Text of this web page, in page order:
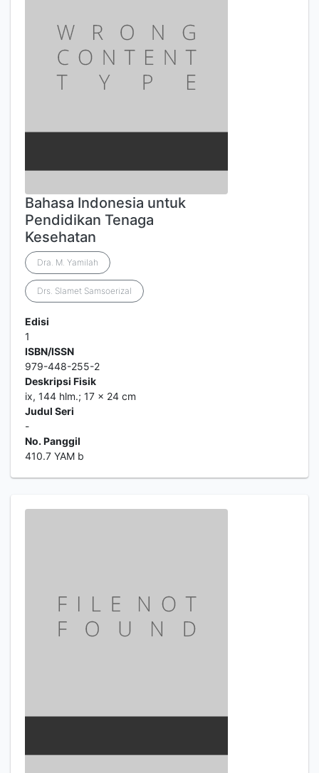
Bahasa Indonesia untuk
Pendidikan Tenaga
Kesehatan
Dra. M. Yamilah
Drs. Slamet Samsoerizal
Edisi
1
ISBN/ISSN
979-448-255-2
Deskripsi Fisik
ix, 144 hlm.; 17 x 24 cm
Judul Seri
-
No. Panggil
410.7 YAM b